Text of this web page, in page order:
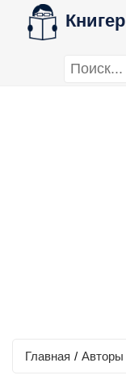
Книгер
Главная / Авторы